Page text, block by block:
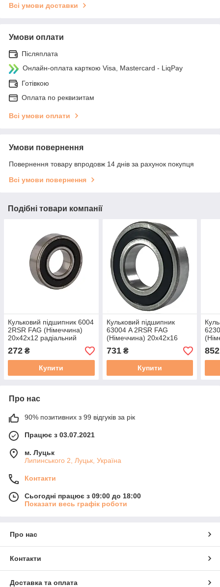
Всі умови доставки
Умови оплати
Післяплата
Онлайн-оплата карткою Visa, Mastercard - LiqPay
Готівкою
Оплата по реквизитам
Всі умови оплати
Умови повернення
Повернення товару впродовж 14 днів за рахунок покупця
Всі умови повернення
Подібні товари компанії
Кульковий підшипник 6004
2RSR FAG (Німеччина)
20x42x12 радіальний
272 ₴
Купити
Кульковий підшипник
63004 A 2RSR FAG
(Німеччина) 20x42x16
радіальний
731₴
Купити
852
Про нас
90% позитивних з 99 відгуків за рік
Працює з 03.07.2021
м. Луцьк
Липинського 2, Луцьк, Україна
Контакти
Сьогодні працює з 09:00 до 18:00
Показати весь графік роботи
Про нас
Контакти
Доставка та оплата